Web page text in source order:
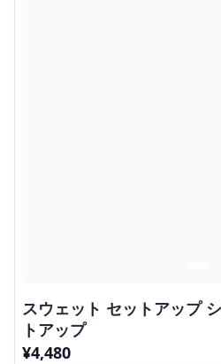
スウェット セットアップ
トアップ
¥4,480